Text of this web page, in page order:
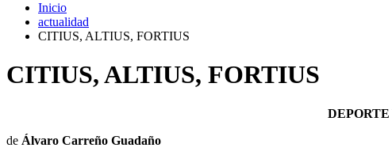
Inicio
actualidad
CITIUS, ALTIUS, FORTIUS
CITIUS, ALTIUS, FORTIUS
DEPORTE
de Álvaro Carreño Guadaño